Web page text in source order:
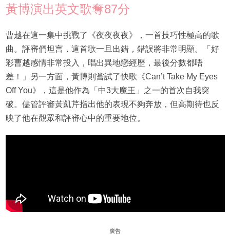
黃博演出英文歌奪87分
曹越在這一集中挑戰了《夜夜夜夜》，一首技巧性極高的歌
曲。評審們坦言，這首歌一旦出錯，錯誤將非常明顯。「好
彩曹越感情非常投入，唱出異地戀經歷，最後分數都唔
差！」另一方面，黃博則嘗試了快歌《Can’t Take My Eyes
Off You》，這是他作為「中3大魔王」之一的首次自我突
破。儘管評審黃凱芹指出他的表現不夠奔放，但高期待也反
映了他在觀眾和評審心中的重要地位。
廣告